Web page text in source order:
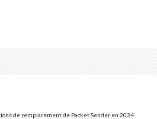
de remplacement de Packet Sender en 2024